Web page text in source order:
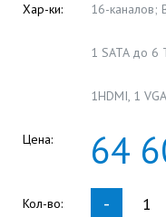
Хар-ки: 16-каналов;
1 SATA до 6
1HDMI, 1 VGA
Цена: 64
Кол-во: -